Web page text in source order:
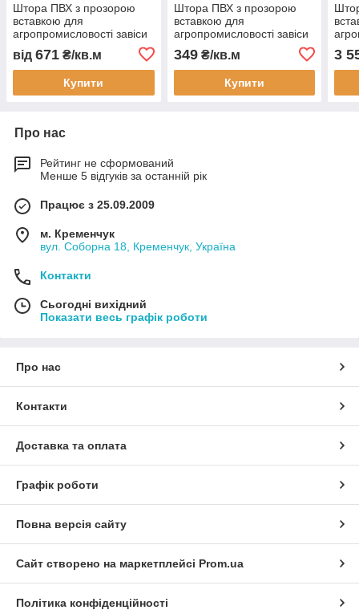
Штора ПВХ з прозорою
вставкою для
агропромисловості завіси
тваринництва 2x3 м
водонепроникна
перегородка
від 671 ₴/кв.м
Купити
Штора ПВХ з прозорою
вставкою для
агропромисловості завіси
тваринництва 2x8 м
водонепроникна тентова
349₴/кв.м
Купити
3
Про нас
Рейтинг не сформований
Менше 5 відгуків за останній рік
Працює з 25.09.2009
м. Кременчук
вул. Соборна 18, Кременчук, Україна
Контакти
Сьогодні вихідний
Показати весь графік роботи
Про нас
Контакти
Доставка та оплата
Графік роботи
Повна версія сайту
Сайт створено на маркетплейсі Prom.ua
Політика конфіденційності